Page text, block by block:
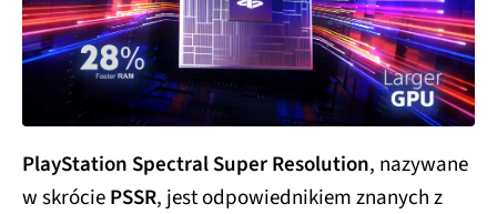
PlayStation Spectral Super Resolution, nazywane
w skróciePSSR, jest odpowiednikiem znanych z